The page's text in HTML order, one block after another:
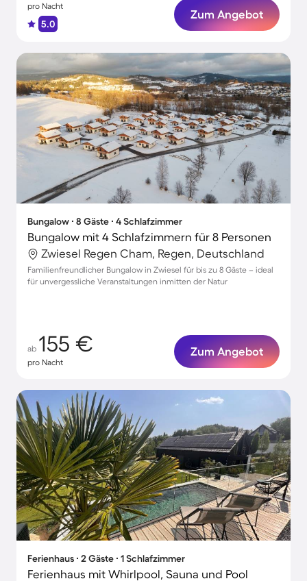
pro Nacht
5.0
Zum Angebot
Bungalow ∙ 8 Gäste ∙ 4 Schlafzimmer
Bungalow mit 4 Schlafzimmern für 8 Personen
Zwiesel Regen Cham, Regen, Deutschland
Familienfreundlicher Bungalow in Zwiesel für bis zu 8 Gäste – ideal
für unvergessliche Veranstaltungen inmitten der Natur
ab 155 €
pro Nacht
Zum Angebot
Ferienhaus ∙ 2 Gäste ∙ 1 Schlafzimmer
Ferienhaus mit Whirlpool, Sauna und Pool